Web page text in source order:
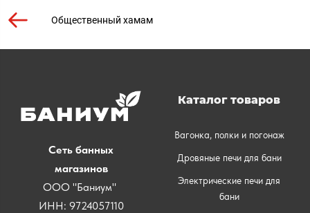
Общественный хамам
Сеть банных
магазинов
ООО "Баниум"
ИНН: 9724057110
Каталог товаров
Вагонка, полки и погонаж
Дровяные печи для бани
Электрические печи для
бани